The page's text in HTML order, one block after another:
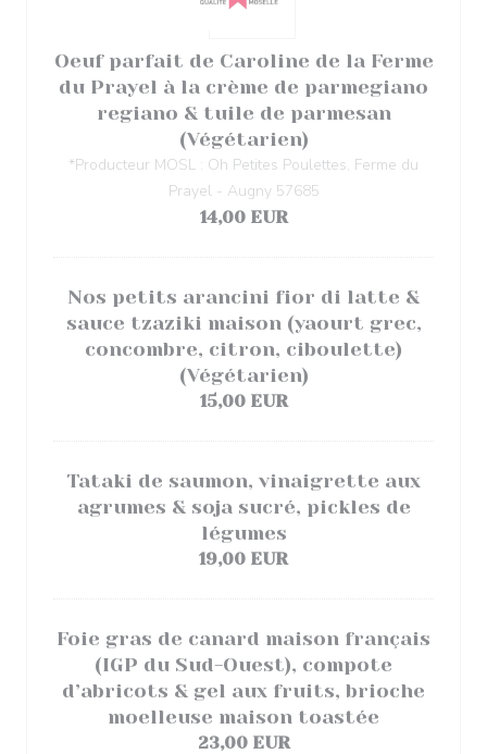
Oeuf parfait de Caroline de la Ferme
du Prayel à la crème de parmegiano
regiano & tuile de parmesan
(Végétarien)
*Producteur MOSL : Oh Petites Poulettes, Ferme du
Prayel - Augny 57685
14,00 EUR
Nos petits arancini fior di latte &
sauce tzaziki maison (yaourt grec,
concombre, citron, ciboulette)
(Végétarien)
15,00 EUR
Tataki de saumon, vinaigrette aux
agrumes & soja sucré, pickles de
légumes
19,00 EUR
Foie gras de canard maison français
(IGP du Sud-Ouest), compote
d’abricots & gel aux fruits, brioche
moelleuse maison toastée
23,00 EUR